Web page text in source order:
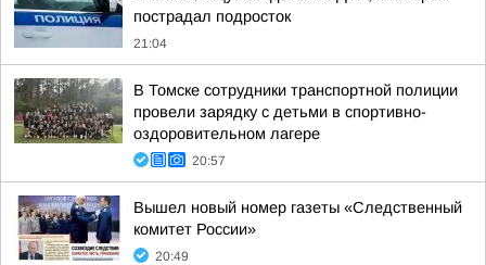
пострадал подросток
21:04
В Томске сотрудники транспортной полиции
провели зарядку с детьми в спортивно-
оздоровительном лагере
20:57
Вышел новый номер газеты «Следственный
комитет России»
20:49